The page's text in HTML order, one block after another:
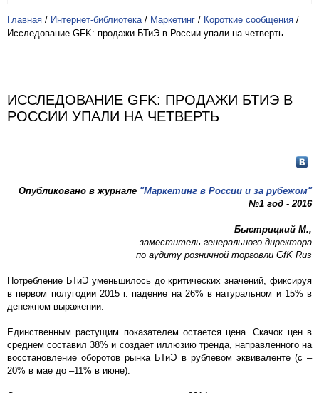
Главная / Интернет-библиотека / Маркетинг / Короткие сообщения /
Исследование GFK: продажи БТиЭ в России упали на четверть
ИССЛЕДОВАНИЕ GFK: ПРОДАЖИ БТИЭ В
РОССИИ УПАЛИ НА ЧЕТВЕРТЬ
Опубликовано в журнале "Маркетинг в России и за рубежом"
№1 год - 2016
Быстрицкий М.,
заместитель генерального директора
по аудиту розничной торговли GfK Rus
Потребление БТиЭ уменьшилось до критических значений, фиксируя
в первом полугодии 2015 г. падение на 26% в натуральном и 15% в
денежном выражении.
Единственным растущим показателем остается цена. Скачок цен в
среднем составил 38% и создает иллюзию тренда, направленного на
восстановление оборотов рынка БТиЭ в рублевом эквиваленте (с –
20% в мае до –11% в июне).